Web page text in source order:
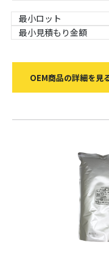
最小ロット
最小見積もり金額
OEM商品の詳細を見